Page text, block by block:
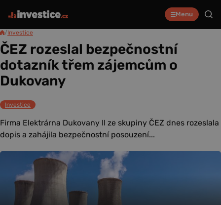
Menu
/Investice
ČEZ rozeslal bezpečnostní
dotazník třem zájemcům o
Dukovany
Investice
Firma Elektrárna Dukovany II ze skupiny ČEZ dnes rozeslala
dopis a zahájila bezpečnostní posouzení...